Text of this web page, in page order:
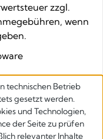
zzgl.
wenn
technischen Betrieb
gesetzt werden.
und Technologien,
der Seite zu prüfen
relevanter Inhalte